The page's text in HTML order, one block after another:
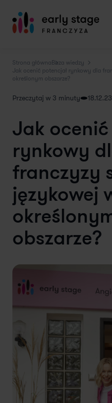
Strona główna Baza wiedzy
Jak ocenić potencjał rynkowy dla
określonym obszarze?
Przeczytaj w 3 minuty 18.12.23
Jak
rynkowy
franczyzy
językowej
obszarze?